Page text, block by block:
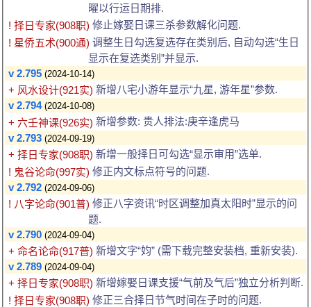
曜以行运日期排.
! 择日专家(908职) 修止嫁娶日课三杀参数解化问题.
! 星侨五术(900通) 调整生日勾选复选存在类别后, 自动勾选“生日
显示在复选类别”并显示.
v 2.795 (2024-10-14)
+ 风水设计(921实) 新增八宅小游年显示“九星, 游年星”参数.
v 2.794 (2024-10-08)
+ 六壬神课(926实) 新增参数: 贵人排法:庚辛逢虎马
v 2.793 (2024-09-19)
+ 择日专家(908职) 新增一般择日可勾选“显示审用”选单.
! 鬼谷论命(997实) 修正内文标点符号的问题.
v 2.792 (2024-09-06)
! 八字论命(901普) 修正八字资讯“时区调整加真太阳时”显示的问
题.
v 2.790 (2024-09-04)
+ 命名论命(917普) 新增文字“㚬” (需下载完整安装档, 重新安装).
v 2.789 (2024-09-04)
+ 择日专家(908职) 新增嫁娶日课支援“气前及气后”独立分析判断.
! 择日专家(908职) 修正三合择日节气时间在子时的问题.